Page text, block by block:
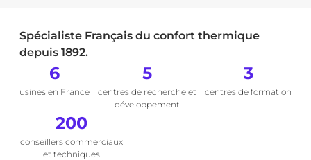
Spécialiste Français du confort thermique
depuis 1892.
6
usines en France
5
centres de recherche et
développement
3
centres de formation
200
conseillers commerciaux
et techniques